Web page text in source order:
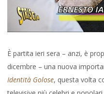
È partita ieri sera – anzi, è
dicembre – una nuova
Identità Golose, questa volta